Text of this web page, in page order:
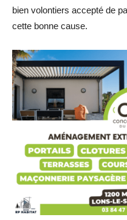
bien volontiers accepté de
cette bonne cause.